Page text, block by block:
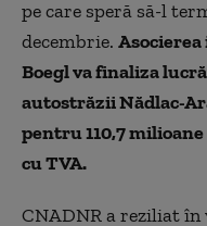
pe care speră să-l
decembrie.
Boegl va finaliza
autostrăzii Nădlac-
pentru 110,7 milioane
cu TVA.
CNADNR a reziliat